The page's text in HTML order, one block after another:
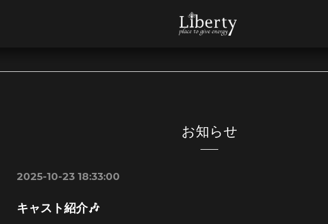
お知らせ
2025-10-23 18:33:00
キャスト紹介🎶